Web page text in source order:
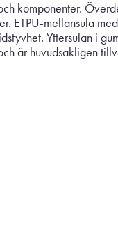
komponenter.
ETPU-mellansula
Yttersulan i
är huvudsakligen